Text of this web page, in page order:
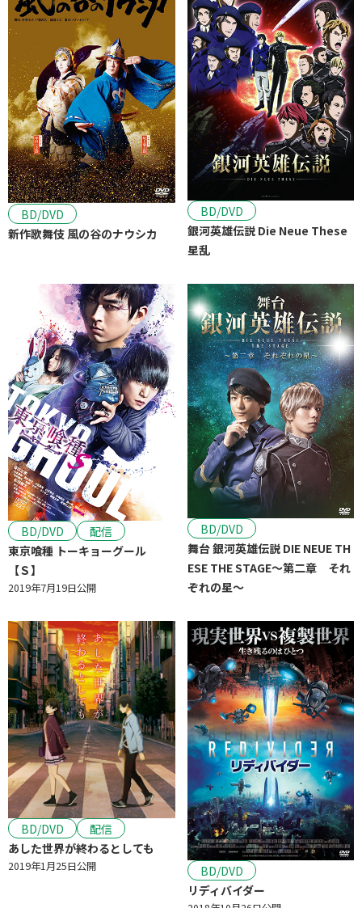
BD/DVD
新作歌舞伎 風の谷のナウシカ
BD/DVD
銀河英雄伝説 Die Neue These
星乱
BD/DVD
配信
東京喰種 トーキョーグール
【Ｓ】
2019年7月19日公開
BD/DVD
舞台 銀河英雄伝説 DIE NEUE TH
ESE THE STAGE～第二章 それ
ぞれの星～
BD/DVD
配信
あした世界が終わるとしても
2019年1月25日公開
BD/DVD
リディバイダー